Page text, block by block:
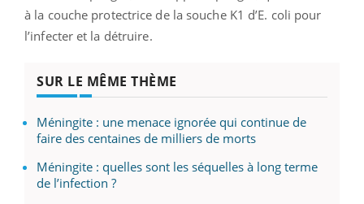
à la couche protectrice de la souche K1 d’E. coli pour
l’infecter et la détruire.
SUR LE MÊME THÈME
Méningite : une menace ignorée qui continue de
faire des centaines de milliers de morts
Méningite : quelles sont les séquelles à long terme
de l’infection ?